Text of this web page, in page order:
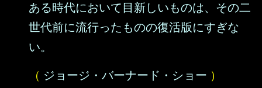
ある時代において目新しいものは、その二
世代前に流行ったものの復活版にすぎな
い。
（ ジョージ・バーナード・ショー ）